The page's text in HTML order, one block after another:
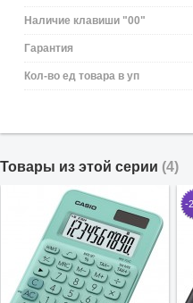
Наличие клавиши "00"
Гарантия
Кол-во ед товара в уп
Товары из этой серии (4)
-